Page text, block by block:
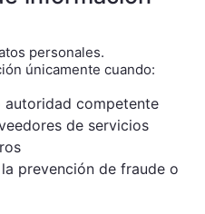
personales.
únicamente cuando:
autoridad competente
de servicios
prevención de fraude o